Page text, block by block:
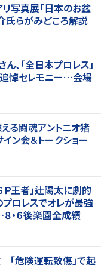
写真展「日本のお盆
氏らがみどころ解説
ん、「全日本プロレス」
追悼セレモニー…会場
る闘魂アントニオ猪
ン会＆トークショー
Ｐ王者」辻陽太に劇的
プロレスでオレが最強
・６後楽園全成績
「危険運転致傷」で起